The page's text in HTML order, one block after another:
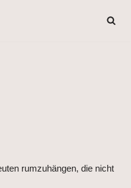
rumzuhängen, die nicht